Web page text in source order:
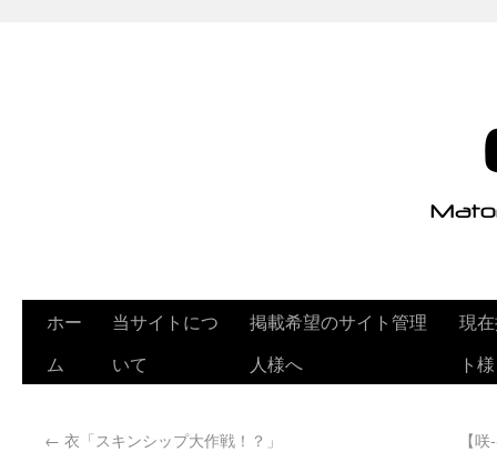
ホー
ム
当サイトにつ
いて
掲載希望のサイト管理
人様へ
現
ト様
← 衣「スキンシップ大作戦！？」 【